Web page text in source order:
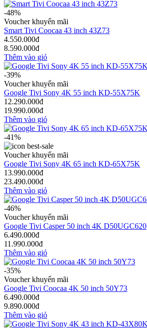
-48%
Voucher khuyến mãi
Smart Tivi Coocaa 43 inch 43Z73
4.550.000đ
8.590.000đ
Thêm vào giỏ
-39%
Voucher khuyến mãi
Google Tivi Sony 4K 55 inch KD-55X75K
12.290.000đ
19.990.000đ
Thêm vào giỏ
-41%
Voucher khuyến mãi
Google Tivi Sony 4K 65 inch KD-65X75K
13.990.000đ
23.490.000đ
Thêm vào giỏ
-46%
Voucher khuyến mãi
Google Tivi Casper 50 inch 4K D50UGC620
6.490.000đ
11.990.000đ
Thêm vào giỏ
-35%
Voucher khuyến mãi
Google Tivi Coocaa 4K 50 inch 50Y73
6.490.000đ
9.890.000đ
Thêm vào giỏ